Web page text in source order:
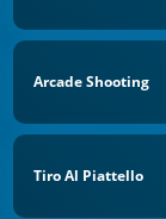
Arcade Shooting
Tiro Al Piattello